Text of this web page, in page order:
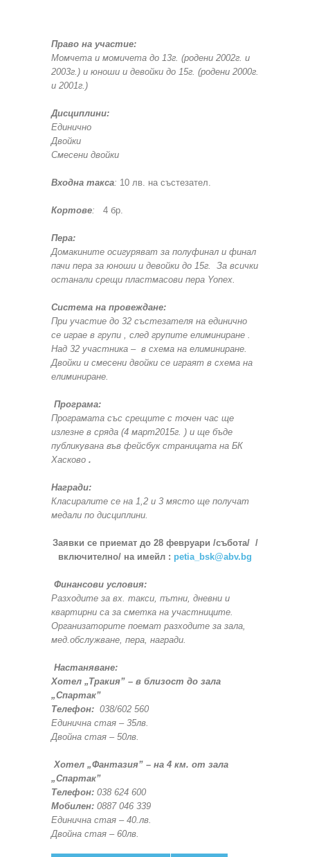
Право на участие:
Момчета и момичета до 13г. (родени 2002г. и
2003г.) и юноши и девойки до 15г. (родени 2000г.
и 2001г.)
Дисциплини:
Единично
Двойки
Смесени двойки
Входна такса: 10 лв. на състезател.
Кортове: 4 бр.
Пера:
Домакините осигуряват за полуфинал и финал
пачи пера за юноши и девойки до 15г. За всички
останали срещи пластмасови пера Yonex.
Система на провеждане:
При участие до 32 състезателя на единично
се играе в групи , след групите елиминиране .
Над 32 участника – в схема на елиминиране.
Двойки и смесени двойки се играят в схема на
елиминиране.
Програма:
Програмата със срещите с точен час ще
излезне в сряда (4 март2015г. ) и ще бъде
публикувана във фейсбук страницата на БК
Хасково .
Награди:
Класиралите се на 1,2 и 3 място ще получат
медали по дисциплини.
Заявки се приемат до 28 февруари /събота/ /
включително/ на имейл : petia_bsk@abv.bg
Финансови условия:
Разходите за вх. такси, пътни, дневни и
квартирни са за сметка на участниците.
Организаторите поемат разходите за зала,
мед.обслужване, пера, награди.
Настаняване:
Хотел „Тракия” – в близост до зала
„Спартак”
Телефон: 038/602 560
Единична стая – 35лв.
Двойна стая – 50лв.
Xотел „Фантазия” – на 4 км. от зала
„Спартак”
Телефон: 038 624 600
Мобилен: 0887 046 339
Единична стая – 40.лв.
Двойна стая – 60лв.